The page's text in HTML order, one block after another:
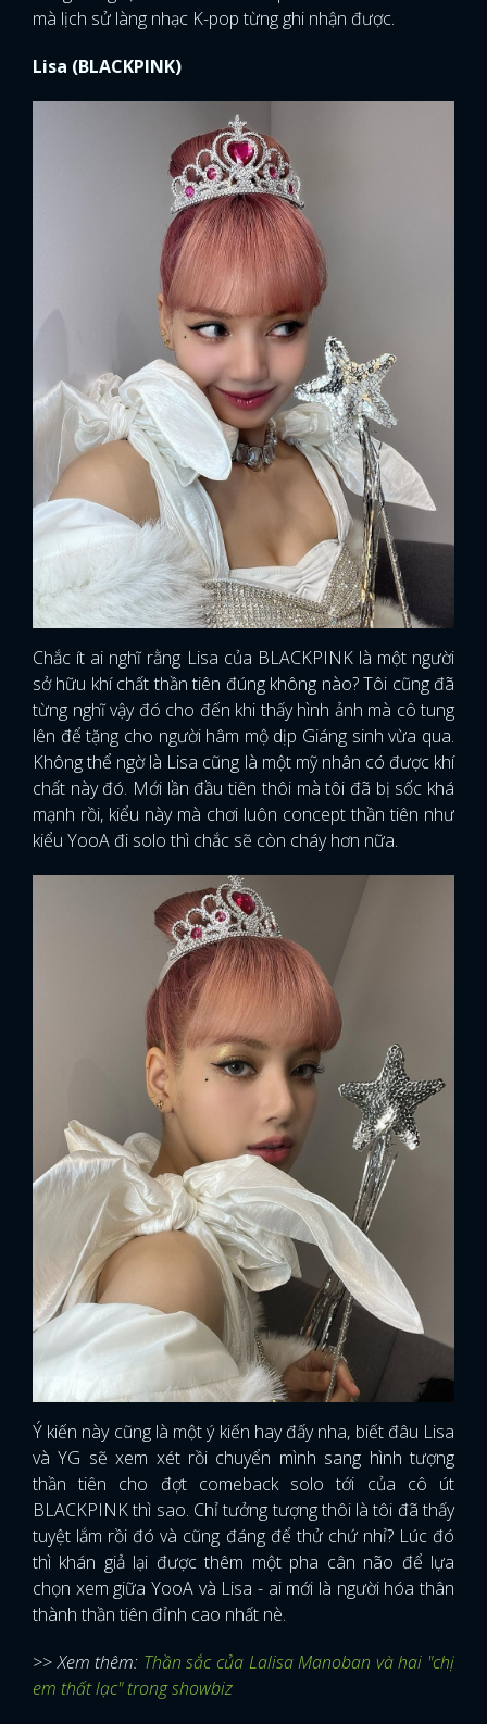
mà lịch sử làng nhạc K-pop từng ghi nhận được.
Lisa (BLACKPINK)
Chắc ít ai nghĩ rằng Lisa của BLACKPINK là một người
sở hữu khí chất thần tiên đúng không nào? Tôi cũng đã
từng nghĩ vậy đó cho đến khi thấy hình ảnh mà cô tung
lên để tặng cho người hâm mộ dịp Giáng sinh vừa qua.
Không thể ngờ là Lisa cũng là một mỹ nhân có được khí
chất này đó. Mới lần đầu tiên thôi mà tôi đã bị sốc khá
mạnh rồi, kiểu này mà chơi luôn concept thần tiên như
kiểu YooA đi solo thì chắc sẽ còn cháy hơn nữa.
Ý kiến này cũng là một ý kiến hay đấy nha, biết đâu Lisa
và YG sẽ xem xét rồi chuyển mình sang hình tượng
thần tiên cho đợt comeback solo tới của cô út
BLACKPINK thì sao. Chỉ tưởng tượng thôi là tôi đã thấy
tuyệt lắm rồi đó và cũng đáng để thử chứ nhỉ? Lúc đó
thì khán giả lại được thêm một pha cân não để lựa
chọn xem giữa YooA và Lisa - ai mới là người hóa thân
thành thần tiên đỉnh cao nhất nè.
>> Xem thêm: Thần sắc của Lalisa Manoban và hai "chị
em thất lạc" trong showbiz